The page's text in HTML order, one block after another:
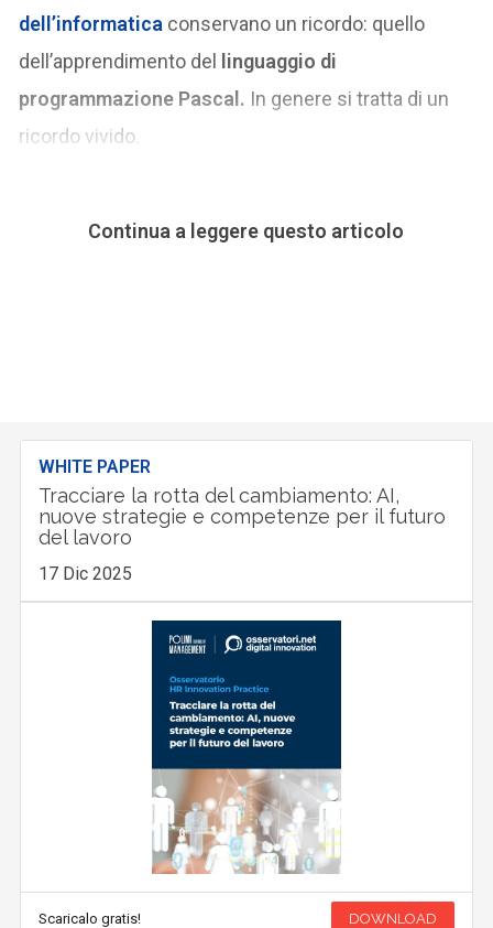
dell’informatica conservano un ricordo: quello
dell’apprendimento del
linguaggio di
programmazione Pascal. In genere si tratta di un
ricordo vivido.
Continua a leggere questo articolo
WHITE PAPER
Tracciare la rotta del cambiamento: AI,
nuove strategie e competenze per il futuro
del lavoro
17 Dic 2025
Scaricalo gratis! DOWNLOAD